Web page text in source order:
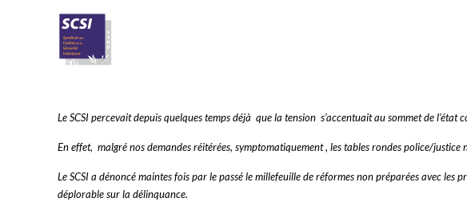
Le SCSI percevait depuis quelques temps déjà que la tension s’accentuait au sommet de
En effet, malgré nos demandes réitérées, symptomatiquement , les tables rondes police/justice
Le SCSI a dénoncé maintes fois par le passé le millefeuille de réformes non préparées avec les
déplorable sur la délinquance.